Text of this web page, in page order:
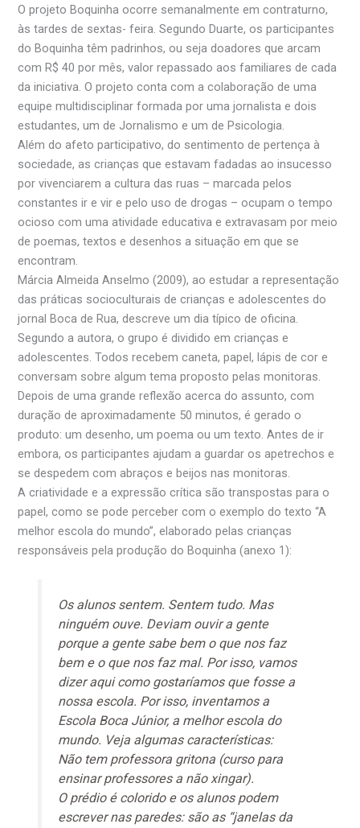
O projeto Boquinha ocorre semanalmente em contraturno,
às tardes de sextas- feira. Segundo Duarte, os participantes
do Boquinha têm padrinhos, ou seja doadores que arcam
com R$ 40 por mês, valor repassado aos familiares de cada
da iniciativa. O projeto conta com a colaboração de uma
equipe multidisciplinar formada por uma jornalista e dois
estudantes, um de Jornalismo e um de Psicologia.
Além do afeto participativo, do sentimento de pertença à
sociedade, as crianças que estavam fadadas ao insucesso
por vivenciarem a cultura das ruas – marcada pelos
constantes ir e vir e pelo uso de drogas – ocupam o tempo
ocioso com uma atividade educativa e extravasam por meio
de poemas, textos e desenhos a situação em que se
encontram.
Márcia Almeida Anselmo (2009), ao estudar a representação
das práticas socioculturais de crianças e adolescentes do
jornal Boca de Rua, descreve um dia típico de oficina.
Segundo a autora, o grupo é dividido em crianças e
adolescentes. Todos recebem caneta, papel, lápis de cor e
conversam sobre algum tema proposto pelas monitoras.
Depois de uma grande reflexão acerca do assunto, com
duração de aproximadamente 50 minutos, é gerado o
produto: um desenho, um poema ou um texto. Antes de ir
embora, os participantes ajudam a guardar os apetrechos e
se despedem com abraços e beijos nas monitoras.
A criatividade e a expressão crítica são transpostas para o
papel, como se pode perceber com o exemplo do texto “A
melhor escola do mundo”, elaborado pelas crianças
responsáveis pela produção do Boquinha (anexo 1):
Os alunos sentem. Sentem tudo. Mas
ninguém ouve. Deviam ouvir a gente
porque a gente sabe bem o que nos faz
bem e o que nos faz mal. Por isso, vamos
dizer aqui como gostaríamos que fosse a
nossa escola. Por isso, inventamos a
Escola Boca Júnior, a melhor escola do
mundo. Veja algumas características:
Não tem professora gritona (curso para
ensinar professores a não xingar).
O prédio é colorido e os alunos podem
escrever nas paredes: são as “janelas da